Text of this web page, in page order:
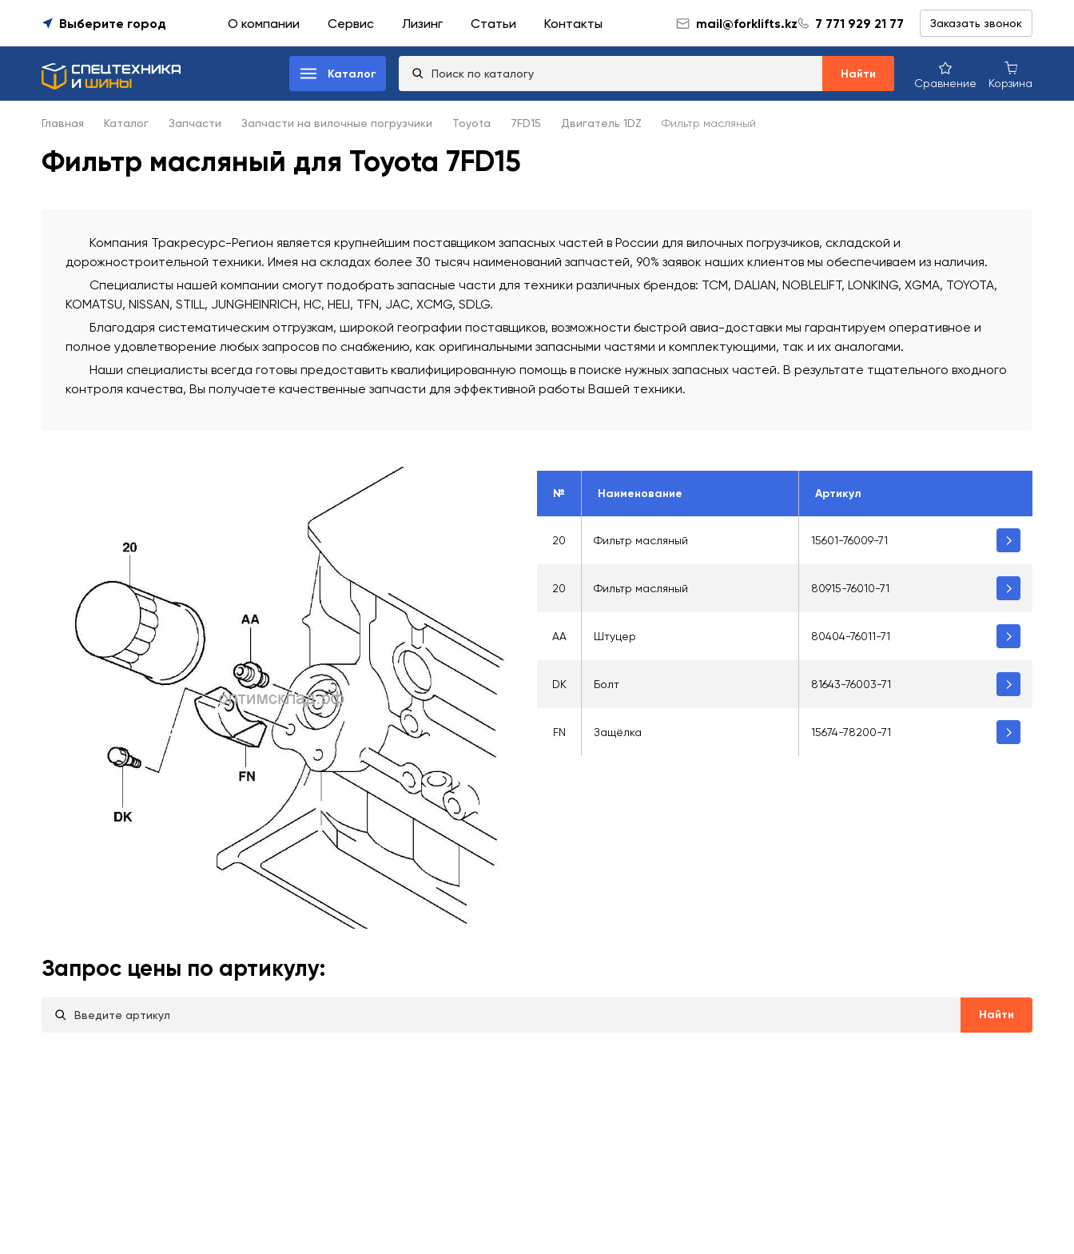
Выберите город О компании Сервис Лизинг Статьи Контакты mail@forklifts.kz 7 771 929 21 77 Заказать звонок
Каталог Найти
Сравнение Корзина
Главная Каталог Запчасти Запчасти на вилочные погрузчики Toyota 7FD15 Двигатель 1DZ Фильтр масляный
Фильтр масляный для Toyota 7FD15
Компания Тракресурс-Регион является крупнейшим поставщиком запасных частей в России для вилочных погрузчиков, складской и
дорожностроительной техники. Имея на складах более 30 тысяч наименований запчастей, 90% заявок наших клиентов мы обеспечиваем из наличия.
Специалисты нашей компании смогут подобрать запасные части для техники различных брендов: TCM, DALIAN, NOBLELIFT, LONKING, XGMA, TOYOTA,
KOMATSU, NISSAN, STILL, JUNGHEINRICH, HC, HELI, TFN, JAC, XCMG, SDLG.
Благодаря систематическим отгрузкам, широкой географии поставщиков, возможности быстрой авиа-доставки мы гарантируем оперативное и
полное удовлетворение любых запросов по снабжению, как оригинальными запасными частями и комплектующими, так и их аналогами.
Наши специалисты всегда готовы предоставить квалифицированную помощь в поиске нужных запасных частей. В результате тщательного входного
контроля качества, Вы получаете качественные запчасти для эффективной работы Вашей техники.
№ Наименование Артикул
20 Фильтр масляный 15601-76009-71
20 Фильтр масляный 80915-76010-71
AA Штуцер 80404-76011-71
DK Болт 81643-76003-71
FN Защёлка 15674-78200-71
Запрос цены по артикулу:
Найти